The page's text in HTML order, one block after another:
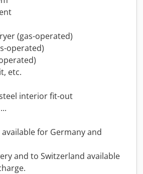
(gas-operated)
operated)
etc.
interior fit-out
for Germany and
and to Switzerland available